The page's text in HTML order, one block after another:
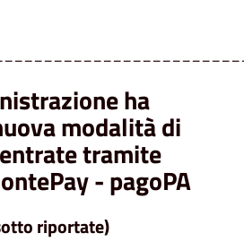
ha
modalità di
tramite
- pagoPA
riportate)